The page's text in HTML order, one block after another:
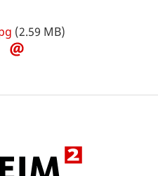
(2.59 MB)
Teile
diese